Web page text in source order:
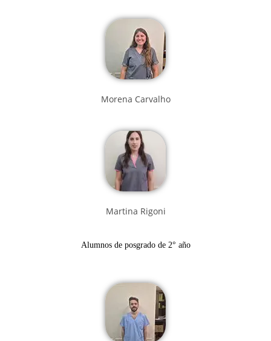
Morena Carvalho
Martina Rigoni
Alumnos de posgrado de 2° año